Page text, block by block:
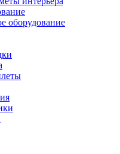
оборудование